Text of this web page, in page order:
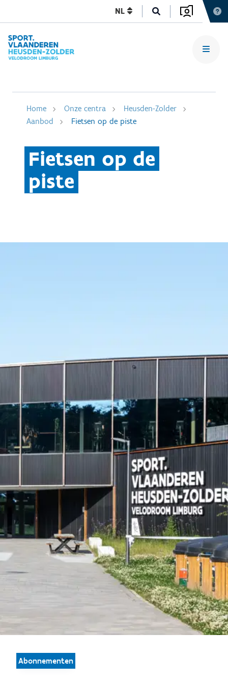
NL
Home Onze centra
Heusden-Zolder
Aanbod
Fietsen op de piste
Fietsen op de
piste
Abonnementen